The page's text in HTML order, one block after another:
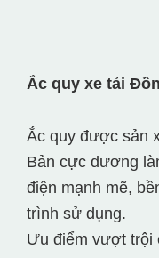
Ắc quy xe tải
Ắc quy được sản
Bản cực dương
điện mạnh mẽ,
trình sử dụng.
Ưu điểm vượt trội